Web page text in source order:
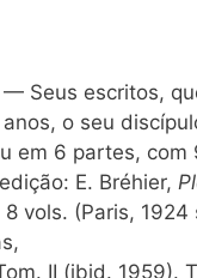
— Seus escritos,
o seu
em 6 partes,
E. Bréhier,
vols. (Paris, 1924
II (ibid. 1959).